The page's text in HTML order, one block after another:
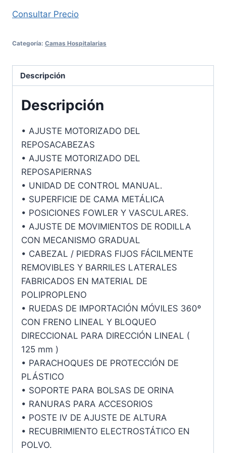
Consultar Precio
Categoría: Camas Hospitalarias
Descripción
Descripción
• AJUSTE MOTORIZADO DEL
REPOSACABEZAS
• AJUSTE MOTORIZADO DEL
REPOSAPIERNAS
• UNIDAD DE CONTROL MANUAL.
• SUPERFICIE DE CAMA METÁLICA
• POSICIONES FOWLER Y VASCULARES.
• AJUSTE DE MOVIMIENTOS DE RODILLA
CON MECANISMO GRADUAL
• CABEZAL / PIEDRAS FIJOS FÁCILMENTE
REMOVIBLES Y BARRILES LATERALES
FABRICADOS EN MATERIAL DE
POLIPROPLENO
• RUEDAS DE IMPORTACIÓN MÓVILES 360º
CON FRENO LINEAL Y BLOQUEO
DIRECCIONAL PARA DIRECCIÓN LINEAL (
125 mm )
• PARACHOQUES DE PROTECCIÓN DE
PLÁSTICO
• SOPORTE PARA BOLSAS DE ORINA
• RANURAS PARA ACCESORIOS
• POSTE IV DE AJUSTE DE ALTURA
• RECUBRIMIENTO ELECTROSTÁTICO EN
POLVO.